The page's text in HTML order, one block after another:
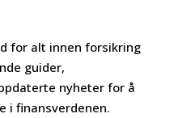
for alt innen forsikring
guider,
nyheter for å
i finansverdenen.